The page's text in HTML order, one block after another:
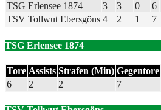
TSG Erlensee 1874
3 3 0 6
TSV Tollwut Ebersgöns 4 2 1 7
TSG Erlensee 1874
Tore Assists Strafen (Min) Gegentore
6
2 2 7